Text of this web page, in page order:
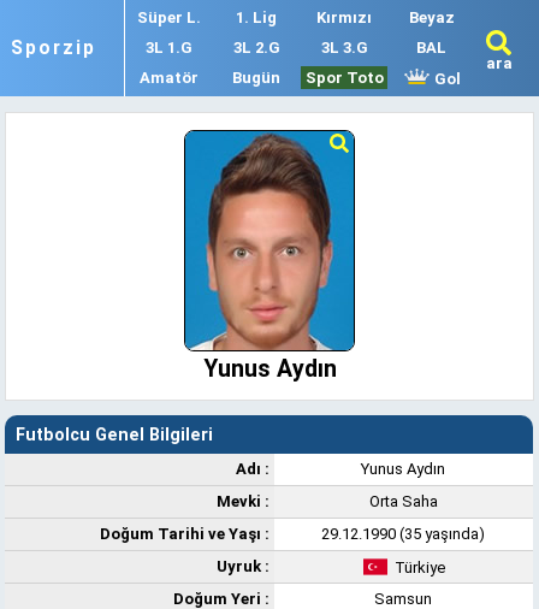
Sporzip
Süper L. 1. Lig Kırmızı
Beyaz
3L 1.G
3L 2.G 3L 3.G
BAL
Amatör
Bugün Spor Toto Gol
ara
Yunus Aydın
Futbolcu Genel Bilgileri
Adı :
Yunus Aydın
Mevki :
Orta Saha
Doğum Tarihi ve Yaşı :
29.12.1990 (35 yaşında)
Uyruk :
Türkiye
Doğum Yeri :
Samsun